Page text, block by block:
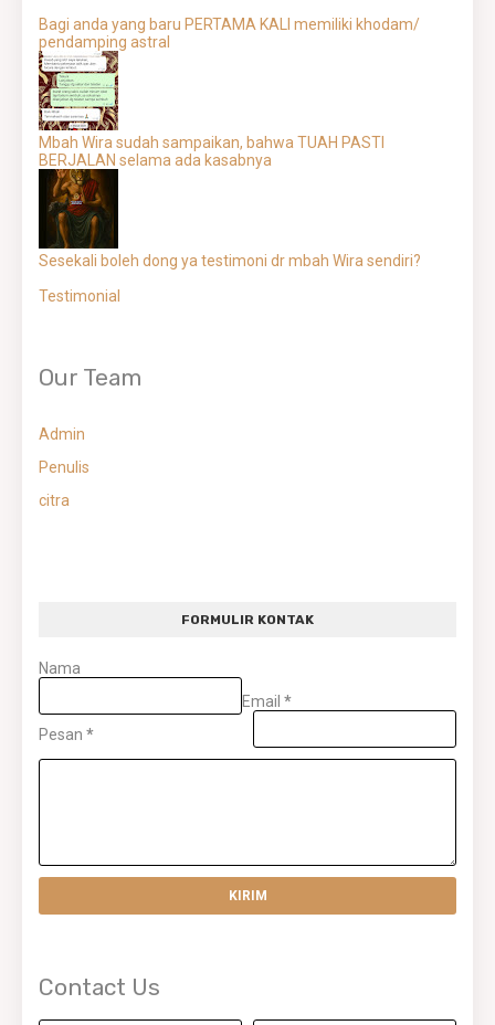
Bagi anda yang baru PERTAMA KALI memiliki khodam/
pendamping astral
Mbah Wira sudah sampaikan, bahwa TUAH PASTI
BERJALAN selama ada kasabnya
Sesekali boleh dong ya testimoni dr mbah Wira sendiri?
Testimonial
Our Team
Admin
Penulis
citra
FORMULIR KONTAK
Nama
Email *
Pesan *
Contact Us